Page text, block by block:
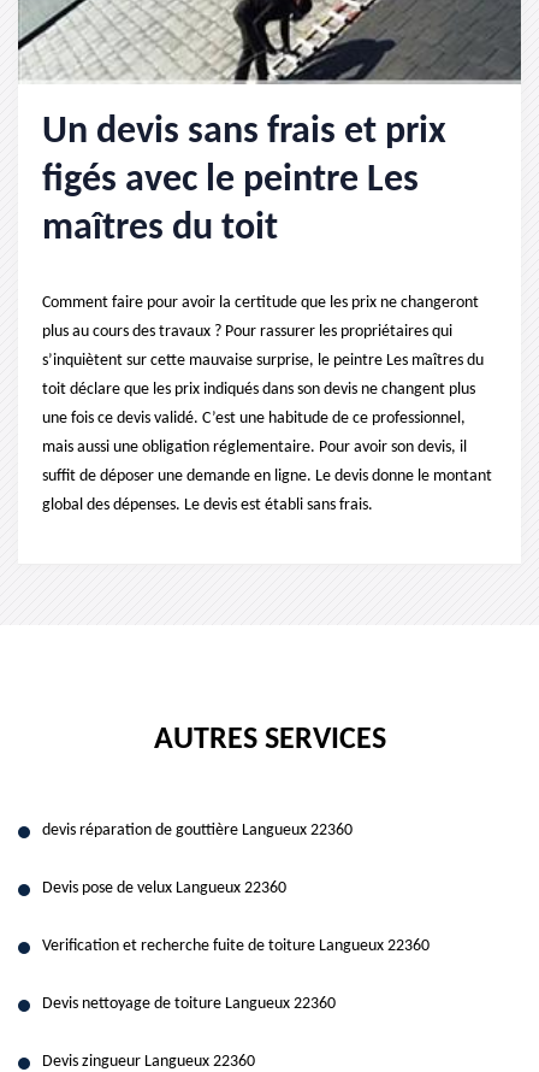
Un devis sans frais et prix
figés avec le peintre Les
maîtres du toit
Comment faire pour avoir la certitude que les prix ne changeront
plus au cours des travaux ? Pour rassurer les propriétaires qui
s’inquiètent sur cette mauvaise surprise, le peintre Les maîtres du
toit déclare que les prix indiqués dans son devis ne changent plus
une fois ce devis validé. C’est une habitude de ce professionnel,
mais aussi une obligation réglementaire. Pour avoir son devis, il
suffit de déposer une demande en ligne. Le devis donne le montant
global des dépenses. Le devis est établi sans frais.
AUTRES SERVICES
devis réparation de gouttière Langueux 22360
Devis pose de velux Langueux 22360
Verification et recherche fuite de toiture Langueux 22360
Devis nettoyage de toiture Langueux 22360
Devis zingueur Langueux 22360